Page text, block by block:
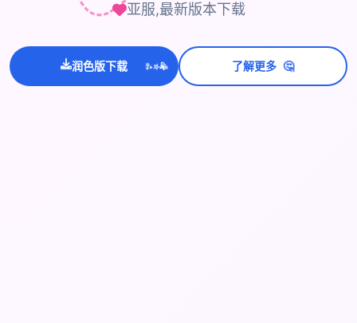
亚服,最新版本下载
润色版下载 ✨
⭐
💫 了解更多 🤔